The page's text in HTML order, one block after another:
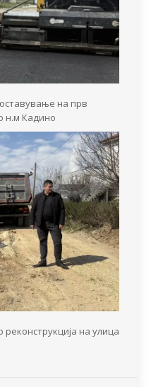
на прв
н.м Кадино
на улица